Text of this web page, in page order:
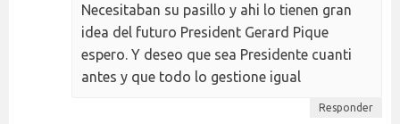
Necesitaban su pasillo y ahi lo tienen gran
idea del futuro President Gerard Pique
espero. Y deseo que sea Presidente cuanti
antes y que todo lo gestione igual
Responder